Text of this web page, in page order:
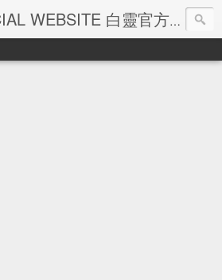
BAI LING OFFICIAL WEBSITE 白靈官方網站